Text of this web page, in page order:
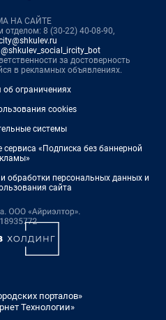
НА САЙТЕ
8 (30-22) 40-08-90,
@shkulev_social_ircity_bot
за достоверность
в рекламных объявлениях.
ограничениях
cookies
системы
«Подписка без баннерной
обработки персональных данных и
сайта
порталов»
Технологии»